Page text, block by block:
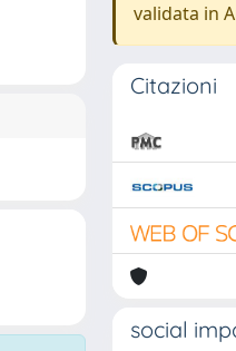
validata in
Citazioni
social